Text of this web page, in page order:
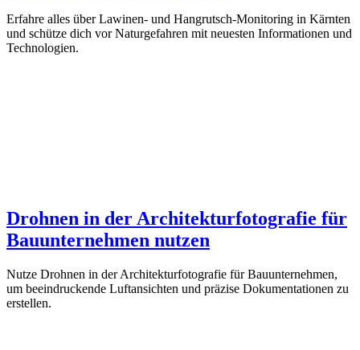
Erfahre alles über Lawinen- und Hangrutsch-Monitoring in Kärnten
und schütze dich vor Naturgefahren mit neuesten Informationen und
Technologien.
Drohnen in der Architekturfotografie für
Bauunternehmen nutzen
Nutze Drohnen in der Architekturfotografie für Bauunternehmen,
um beeindruckende Luftansichten und präzise Dokumentationen zu
erstellen.